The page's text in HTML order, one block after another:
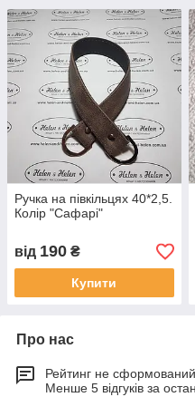
Ручка на півкільцях 40*2,5.
Колір "Сафарі"
від 190 ₴
Купити
Про нас
Рейтинг не сформований
Менше 5 відгуків за